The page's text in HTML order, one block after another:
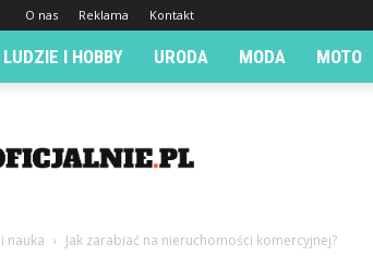
O nas Reklama Kontakt
LUDZIE I HOBBY URODA MODA MOTO
nauka Jak zarabiać na nieruchomości komercyjnej?